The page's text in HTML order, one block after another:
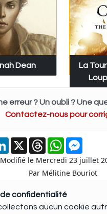
Dean
La
erreur ? Un oubli ? Une
Contactez-nous pour
LinkedIn
X ThreadsWhatsApp
Modifié le Mercredi 23 juillet
Par Mélitine Bouriot
confidentialité
aucun cookie